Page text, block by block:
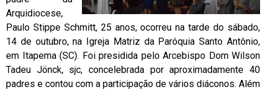
Arquidiocese,
Paulo Stippe Schmitt, 25 anos, ocorreu na tarde do sábado,
14 de outubro, na Igreja Matriz da Paróquia Santo Antônio,
em Itapema (SC). Foi presidida pelo Arcebispo Dom Wilson
Tadeu Jönck, sjc, concelebrada por aproximadamente 40
padres e contou com a participação de vários diáconos. Além